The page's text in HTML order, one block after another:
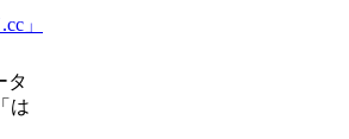
」
タ
は